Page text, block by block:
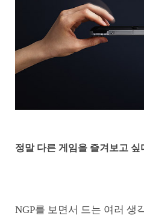
정말 다른 게임을 즐겨보고 싶
NGP를 보면서 드는 여러 생